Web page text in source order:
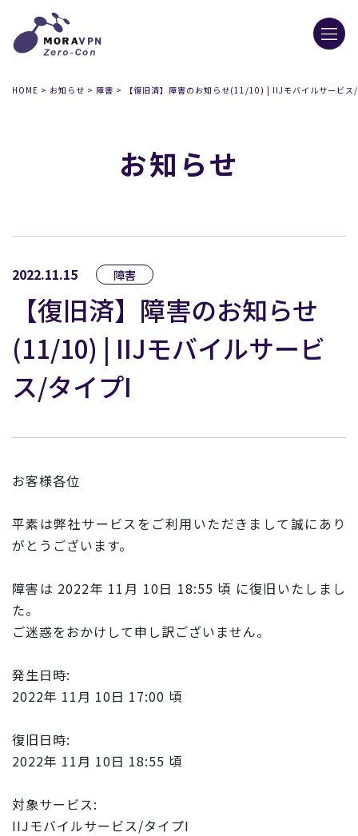
HOME > お知らせ > 障害 > 【復旧済】障害のお知らせ(11/10) | IIJモバイルサービス
お知らせ
2022.11.15 障害
【復旧済】障害のお知らせ
(11/10) | IIJモバイルサービ
ス/タイプI
お客様各位
平素は弊社サービスをご利用いただきまして誠にあり
がとうございます。
障害は 2022年 11 月 10日 18:55 頃 に復旧いたしまし
た。
ご迷惑をおかけして申し訳ございません。
発生日時:
2022年 11月 10日 17:00 頃
復旧日時:
2022年 11月 10日 18:55 頃
対象サービス:
IIJモバイルサービス/タイプI